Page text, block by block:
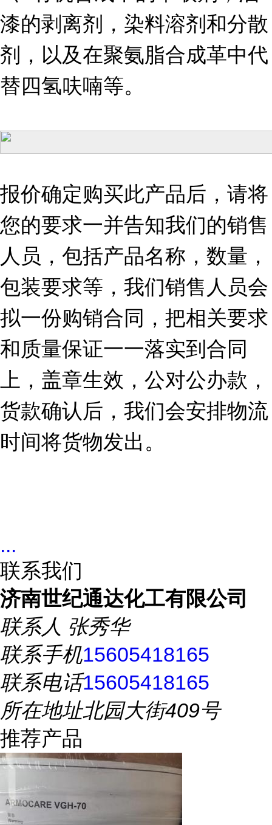
漆的剥离剂，染料溶剂和分散
剂，以及在聚氨脂合成革中代
替四氢呋喃等。
报价确定购买此产品后，请将
您的要求一并告知我们的销售
人员，包括产品名称，数量，
包装要求等，我们销售人员会
拟一份购销合同，把相关要求
和质量保证一一落实到合同
上，盖章生效，公对公办款，
货款确认后，我们会安排物流
时间将货物发出。
...
联系我们
济南世纪通达化工有限公司
联系人 张秀华
联系手机15605418165
联系电话15605418165
所在地址北园大街409号
推荐产品